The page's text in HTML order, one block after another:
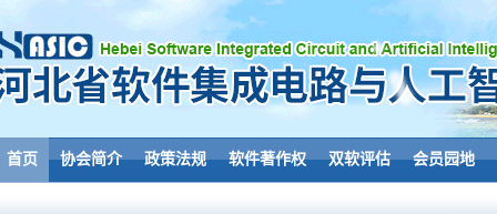
首页 协会简介 政策法规 软件著作权 双软评估 会员园地